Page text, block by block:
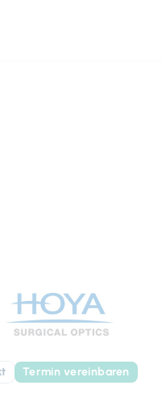
Termin vereinbaren